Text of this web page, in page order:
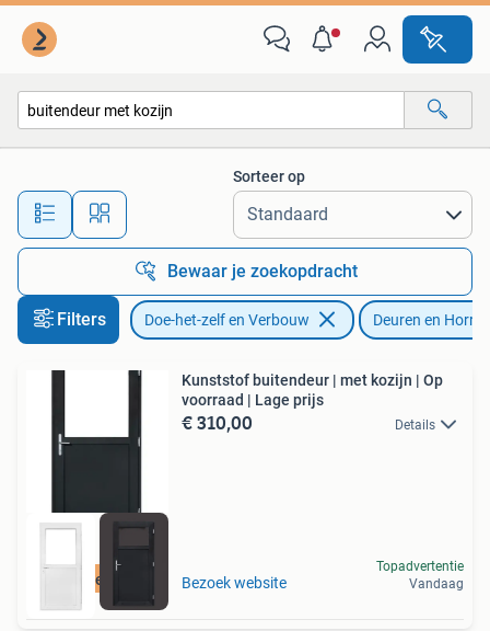
Alle afstanden…
Sorteer op
Bewaar je zoekopdracht
Filters Doe-het-zelf en Verbouw Deuren en Horren
Snelle levering!
Kunststof buitendeur | met kozijn | Op
voorraad | Lage prijs
€ 310,00 Details
Bezoek website
Topadvertentie
Vandaag